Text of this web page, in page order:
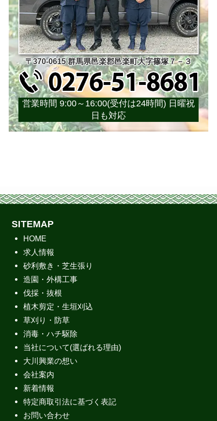
〒370-0615 群馬県邑楽郡邑楽町大字篠塚７－３
営業時間 9:00～16:00(受付は24時間) 日曜祝
日も対応
SITEMAP
HOME
求人情報
砂利敷き・芝生張り
造園・外構工事
伐採・抜根
植木剪定・生垣刈込
草刈り・防草
消毒・ハチ駆除
当社について(選ばれる理由)
大川興業の想い
会社案内
新着情報
特定商取引法に基づく表記
お問い合わせ